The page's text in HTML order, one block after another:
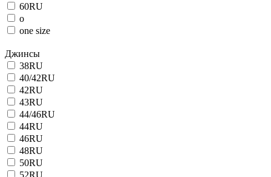
60RU
o
one size
Джинсы
38RU
40/42RU
42RU
43RU
44/46RU
44RU
46RU
48RU
50RU
52RU